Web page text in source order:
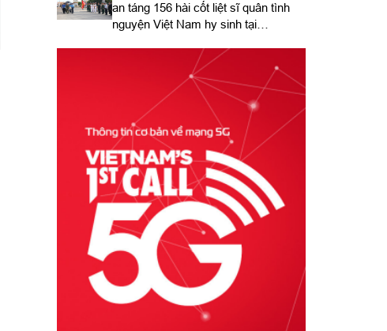
an táng 156 hài cốt liệt sĩ quân tình
nguyện Việt Nam hy sinh tại